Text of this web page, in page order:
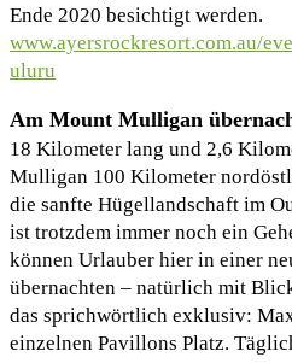
Ende 2020 besichtigt werden.
www.ayersrockresort.com.au/
uluru
Am Mount Mulligan
18 Kilometer lang und 2,6
Mulligan 100 Kilometer
die sanfte Hügellandschaft im
ist trotzdem immer noch ein
können Urlauber hier in einer
übernachten – natürlich mit
das sprichwörtlich exklusiv:
einzelnen Pavillons Platz.